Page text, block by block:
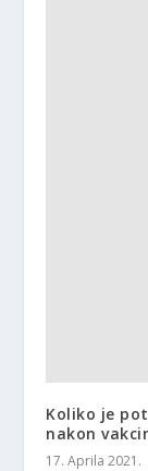
Koliko je
nakon
17. Aprila 2021.